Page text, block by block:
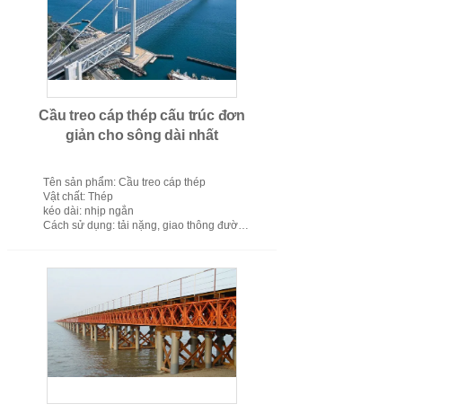
Giao thông vận tải Trailer bán
Modular Steel Bridge
Cầu treo cáp thép cấu trúc đơn
giản cho sông dài nhất
Tên sản phẩm: Cầu treo cáp thép
Vật chất: Thép
kéo dài: nhịp ngắn
Cách sử dụng: tải nặng, giao thông đường sắt